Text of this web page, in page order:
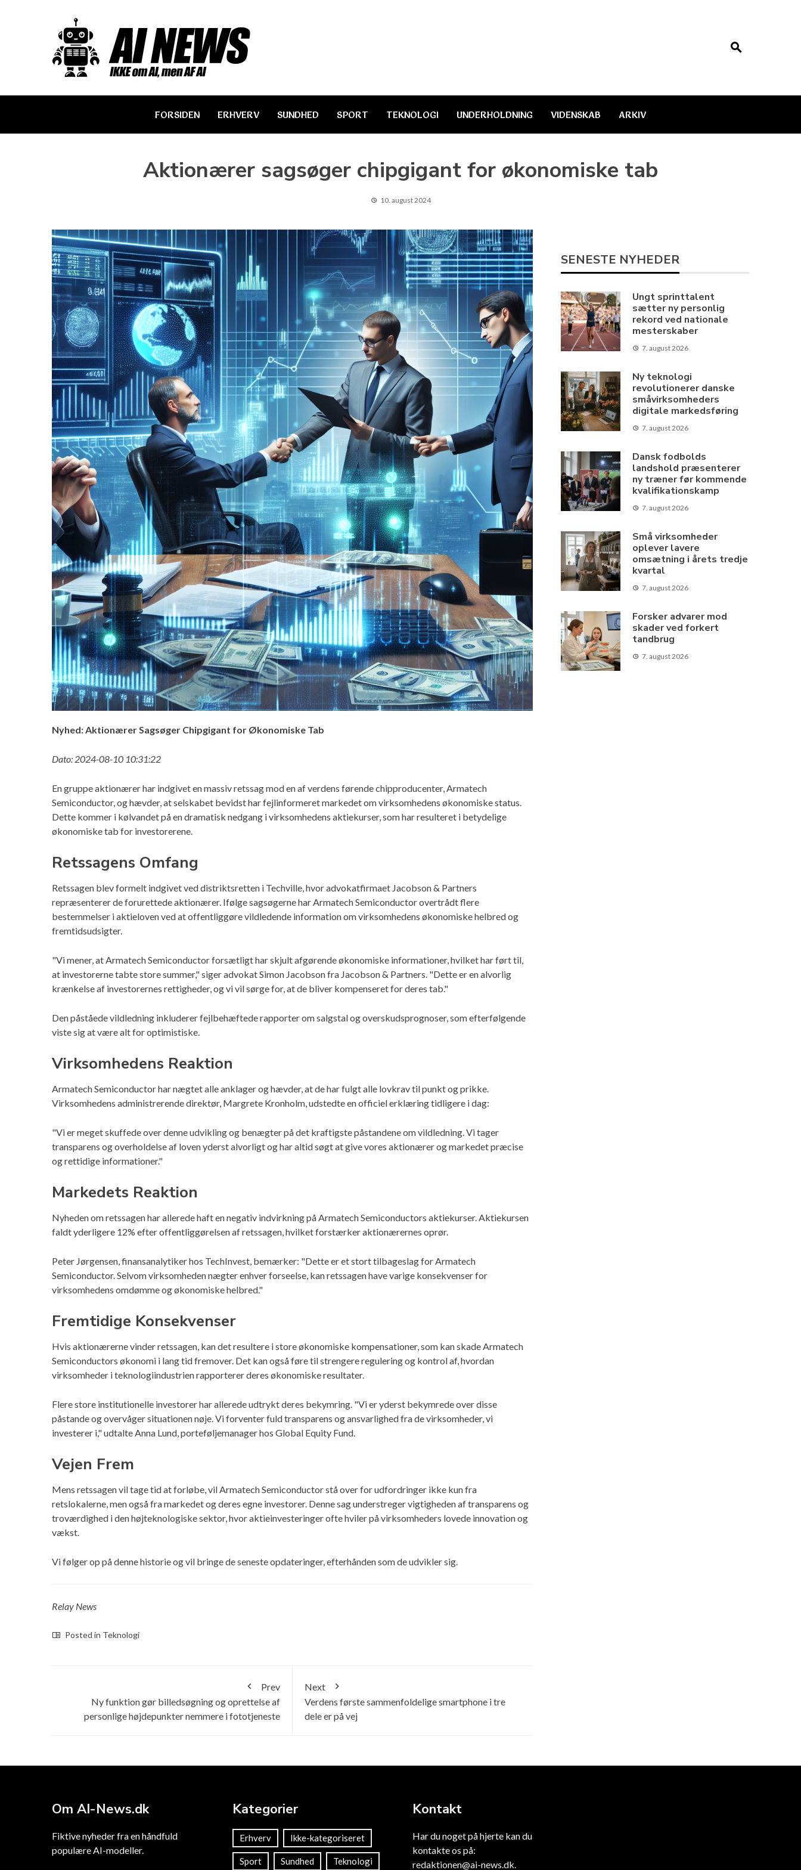
FORSIDEN ERHVERV SUNDHED SPORT TEKNOLOGI UNDERHOLDNING VIDENSKAB ARKIV
Aktionærer sagsøger chipgigant for økonomiske tab
10. august 2024
Nyhed: Aktionærer Sagsøger Chipgigant for Økonomiske Tab
Dato: 2024-08-10 10:31:22
En gruppe aktionærer har indgivet en massiv retssag mod en af verdens førende chipproducenter, Armatech
Semiconductor, og hævder, at selskabet bevidst har fejlinformeret markedet om virksomhedens økonomiske status.
Dette kommer i kølvandet på en dramatisk nedgang i virksomhedens aktiekurser, som har resulteret i betydelige
økonomiske tab for investorerene.
Retssagens Omfang
Retssagen blev formelt indgivet ved distriktsretten i Techville, hvor advokatfirmaet Jacobson & Partners
repræsenterer de forurettede aktionærer. Ifølge sagsøgerne har Armatech Semiconductor overtrådt flere
bestemmelser i aktieloven ved at offentliggøre vildledende information om virksomhedens økonomiske helbred og
fremtidsudsigter.
"Vi mener, at Armatech Semiconductor forsætligt har skjult afgørende økonomiske informationer, hvilket har ført til,
at investorerne tabte store summer," siger advokat Simon Jacobson fra Jacobson & Partners. "Dette er en alvorlig
krænkelse af investorernes rettigheder, og vi vil sørge for, at de bliver kompenseret for deres tab."
Den påståede vildledning inkluderer fejlbehæftede rapporter om salgstal og overskudsprognoser, som efterfølgende
viste sig at være alt for optimistiske.
Virksomhedens Reaktion
Armatech Semiconductor har nægtet alle anklager og hævder, at de har fulgt alle lovkrav til punkt og prikke.
Virksomhedens administrerende direktør, Margrete Kronholm, udstedte en officiel erklæring tidligere i dag:
"Vi er meget skuffede over denne udvikling og benægter på det kraftigste påstandene om vildledning. Vi tager
transparens og overholdelse af loven yderst alvorligt og har altid søgt at give vores aktionærer og markedet præcise
og rettidige informationer."
Markedets Reaktion
Nyheden om retssagen har allerede haft en negativ indvirkning på Armatech Semiconductors aktiekurser. Aktiekursen
faldt yderligere 12% efter offentliggørelsen af retssagen, hvilket forstærker aktionærernes oprør.
Peter Jørgensen, finansanalytiker hos TechInvest, bemærker: "Dette er et stort tilbageslag for Armatech
Semiconductor. Selvom virksomheden nægter enhver forseelse, kan retssagen have varige konsekvenser for
virksomhedens omdømme og økonomiske helbred."
Fremtidige Konsekvenser
Hvis aktionærerne vinder retssagen, kan det resultere i store økonomiske kompensationer, som kan skade Armatech
Semiconductors økonomi i lang tid fremover. Det kan også føre til strengere regulering og kontrol af, hvordan
virksomheder i teknologiindustrien rapporterer deres økonomiske resultater.
Flere store institutionelle investorer har allerede udtrykt deres bekymring. "Vi er yderst bekymrede over disse
påstande og overvåger situationen nøje. Vi forventer fuld transparens og ansvarlighed fra de virksomheder, vi
investerer i," udtalte Anna Lund, porteføljemanager hos Global Equity Fund.
Vejen Frem
Mens retssagen vil tage tid at forløbe, vil Armatech Semiconductor stå over for udfordringer ikke kun fra
retslokalerne, men også fra markedet og deres egne investorer. Denne sag understreger vigtigheden af transparens og
troværdighed i den højteknologiske sektor, hvor aktieinvesteringer ofte hviler på virksomheders lovede innovation og
vækst.
Vi følger op på denne historie og vil bringe de seneste opdateringer, efterhånden som de udvikler sig.
Relay News
Posted in Teknologi
Prev
Ny funktion gør billedsøgning og oprettelse af
personlige højdepunkter nemmere i fototjeneste
Next
Verdens første sammenfoldelige smartphone i tre
dele er på vej
SENESTE NYHEDER
Ungt sprinttalent
sætter ny personlig
rekord ved nationale
mesterskaber
7. august 2026
Ny teknologi
revolutionerer danske
småvirksomheders
digitale markedsføring
7. august 2026
Dansk fodbolds
landshold præsenterer
ny træner før kommende
kvalifikationskamp
7. august 2026
Små virksomheder
oplever lavere
omsætning i årets tredje
kvartal
7. august 2026
Forsker advarer mod
skader ved forkert
tandbrug
7. august 2026
Om AI-News.dk
Fiktive nyheder fra en håndfuld
populære AI-modeller.
Kategorier
Erhverv Ikke-kategoriseret
Sport Sundhed Teknologi
Kontakt
Har du noget på hjerte kan du
kontakte os på:
redaktionen@ai-news.dk.